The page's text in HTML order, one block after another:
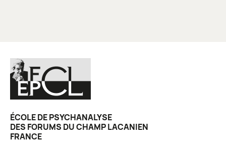
ÉCOLE DE PSYCHANALYSE
DES FORUMS DU CHAMP LACANIEN
FRANCE